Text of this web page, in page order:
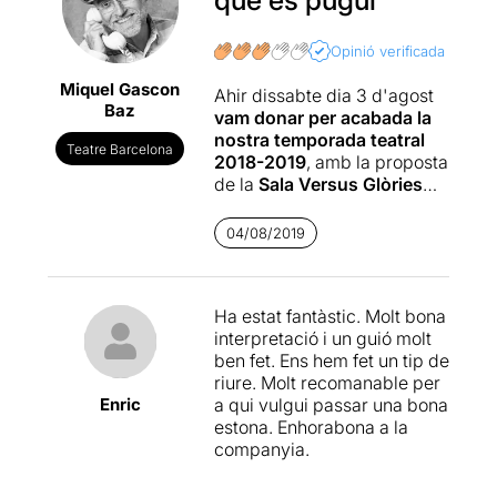
Miquel Gascon
Baz
Teatre Barcelona
Opinió verificada
Ahir dissabte dia 3 d'agost
vam donar per acabada la
nostra temporada teatral
2018-2019, amb la proposta
de la Sala Versus Glòries
FUNERAL DE MARY-LIN
escrita perPere Anglas
adaptada i dirigida
I ha estat casualitat o no, la
coincidència en el temps i
en la semblança dels
arguments, perquè la
proposta d'ahir, igual que la
de "Tancats
04/08/2019
Enric
Ha estat fantàstic. Molt bona
interpretació i un guió molt
ben fet. Ens hem fet un tip de
riure. Molt recomanable per
a qui vulgui passar una bona
estona. Enhorabona a la
companyia.